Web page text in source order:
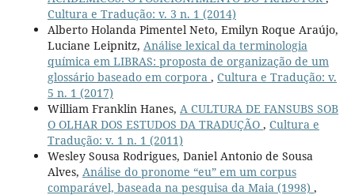
Cultura e Tradução: v. 3 n. 1 (2014)
Alberto Holanda Pimentel Neto, Emilyn Roque Araújo,
Luciane Leipnitz, Análise lexical da terminologia
química em LIBRAS: proposta de organização de um
glossário baseado em corpora , Cultura e Tradução: v.
5 n. 1 (2017)
William Franklin Hanes, A CULTURA DE FANSUBS SOB
O OLHAR DOS ESTUDOS DA TRADUÇÃO , Cultura e
Tradução: v. 1 n. 1 (2011)
Wesley Sousa Rodrigues, Daniel Antonio de Sousa
Alves, Análise do pronome “eu” em um corpus
comparável, baseada na pesquisa da Maia (1998) ,